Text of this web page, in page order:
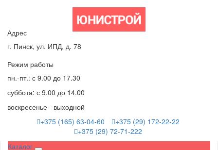
Адрес
г. Пинск, ул. ИПД, д. 78
Режим работы
пн.-пт.: с 9.00 до 17.30
суббота: с 9.00 до 14.00
воскресенье - выходной
+375 (165) 63-04-60
+375 (29) 172-22-22
+375 (29) 72-71-222
Каталог